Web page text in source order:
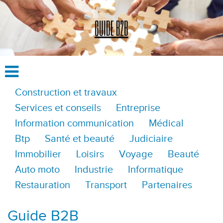
Construction et travaux
Services et conseils
Entreprise
Information communication
Médical
Btp
Santé et beauté
Judiciaire
Immobilier
Loisirs Voyage
Beauté
Auto moto
Industrie
Informatique
Restauration
Transport Partenaires
Guide B2B